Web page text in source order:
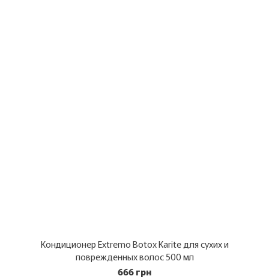
Кондиционер Extremo Botox Karite для сухих и
поврежденных волос 500 мл
666 грн